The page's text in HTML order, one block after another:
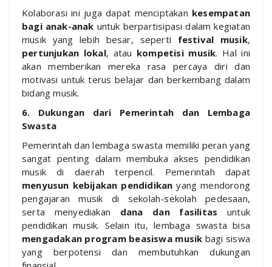
Kolaborasi ini juga dapat menciptakan kesempatan
bagi anak-anak untuk berpartisipasi dalam kegiatan
musik yang lebih besar, seperti festival musik,
pertunjukan lokal, atau kompetisi musik. Hal ini
akan memberikan mereka rasa percaya diri dan
motivasi untuk terus belajar dan berkembang dalam
bidang musik.
6. Dukungan dari Pemerintah dan Lembaga
Swasta
Pemerintah dan lembaga swasta memiliki peran yang
sangat penting dalam membuka akses pendidikan
musik di daerah terpencil. Pemerintah dapat
menyusun kebijakan pendidikan yang mendorong
pengajaran musik di sekolah-sekolah pedesaan,
serta menyediakan dana dan fasilitas untuk
pendidikan musik. Selain itu, lembaga swasta bisa
mengadakan program beasiswa musik bagi siswa
yang berpotensi dan membutuhkan dukungan